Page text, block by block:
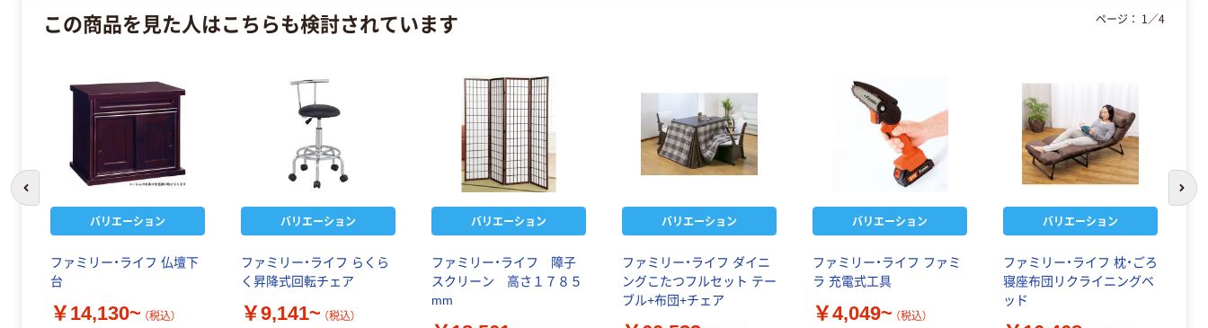
この商品を見た人はこちらも検討されています
バリエーション
ファミリー・ライフ 仏壇下
台
￥14,130~ （税込）
バリエーション
ファミリー・ライフ らくら
く昇降式回転チェア
￥9,141~ （税込）
バリエーション
ファミリー・ライフ 障子
スクリーン 高さ１７８５
mm
バリエーション
ファミリー・ライフ ダイニ
ングこたつフルセット テー
ブル+布団+チェア
バリエーション
ファミリー・ライフ ファミ
ラ 充電式工具
￥4,049~ （税込）
バリエーション
ファミリー・ライフ 枕・ごろ
寝座布団リクライニングベ
ッド
ページ： 1 ／4
次